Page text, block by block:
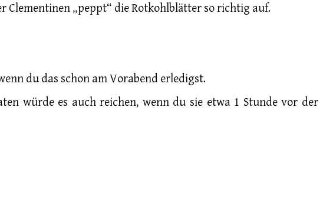
Clementinen „peppt“ die Rotkohlblätter so richtig auf.
du das schon am Vorabend erledigst.
würde es auch reichen, wenn du sie etwa 1 Stunde vor der